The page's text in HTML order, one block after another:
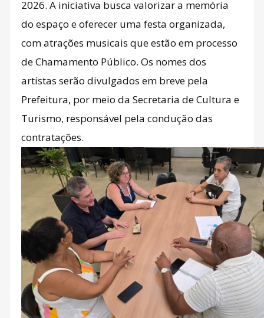
2026. A iniciativa busca valorizar a memória
do espaço e oferecer uma festa organizada,
com atrações musicais que estão em processo
de Chamamento Público. Os nomes dos
artistas serão divulgados em breve pela
Prefeitura, por meio da Secretaria de Cultura e
Turismo, responsável pela condução das
contratações.